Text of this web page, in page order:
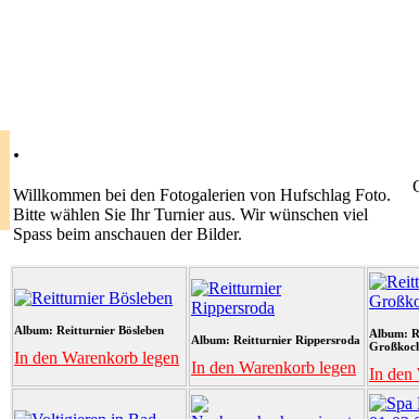
.
Willkommen bei den Fotogalerien von Hufschlag Foto.
Bitte wählen Sie Ihr Turnier aus. Wir wünschen viel
Spass beim anschauen der Bilder.
Album: Reitturnier Bösleben
In den Warenkorb legen
Album: Reitturnier Rippersroda
In den Warenkorb legen
Album:
In den